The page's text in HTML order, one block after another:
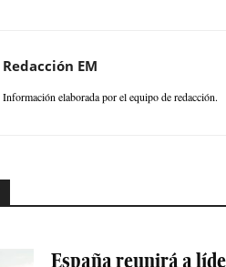
Redacción EM
Información elaborada por el equipo de redacción.
España reunirá a